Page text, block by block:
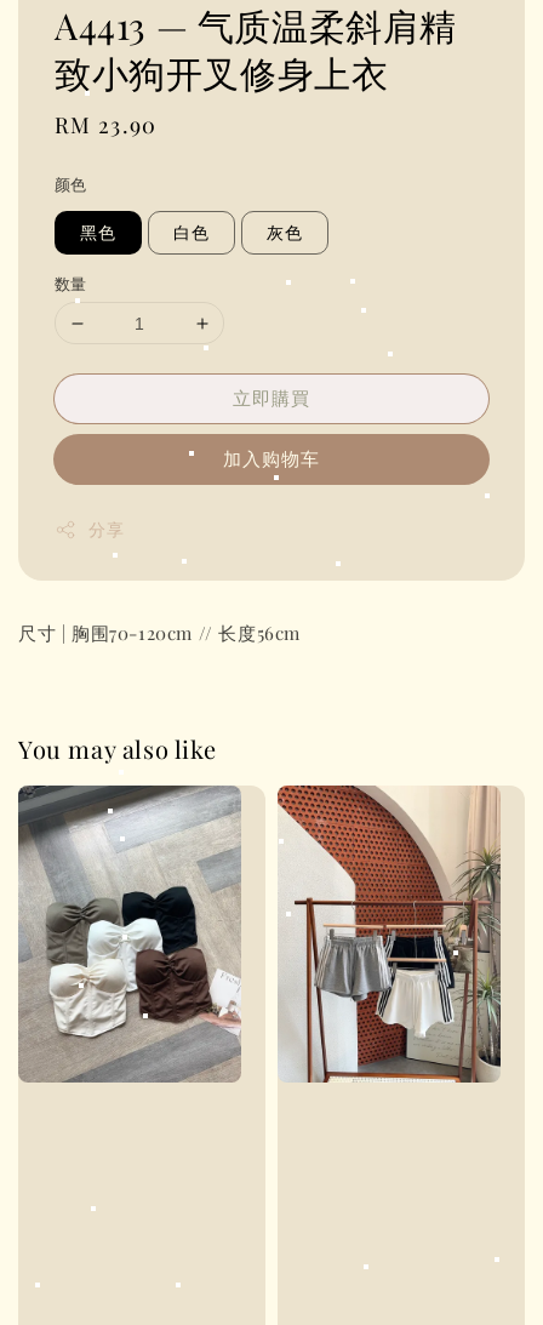
A4413 — 气质温柔斜肩精
致小狗开叉修身上衣
Regular
RM 23.90
颜色
黑色 白色 灰色
数量
立即購買
加入购物车
分享
尺寸 | 胸围70-120cm // 长度56cm
You may also like